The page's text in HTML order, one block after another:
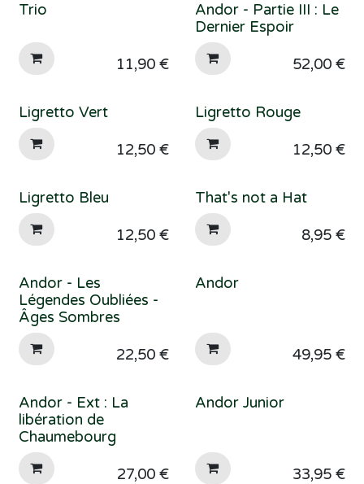
Trio
11,90€
Andor - Partie III : Le
Dernier Espoir
52,00€
Ligretto Vert
12,50€
Ligretto Rouge
12,50€
Ligretto Bleu
12,50€
That's not a Hat
8,95€
Andor - Les
Légendes Oubliées -
Âges Sombres
22,50€
Andor
49,95€
Andor - Ext : La
libération de
Chaumebourg
27,00€
Andor Junior
33,95€